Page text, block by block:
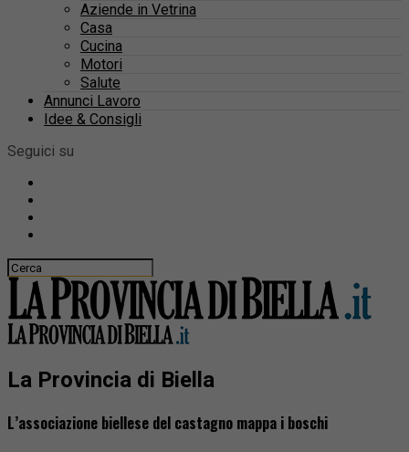
Aziende in Vetrina
Casa
Cucina
Motori
Salute
Annunci Lavoro
Idee & Consigli
Seguici su
La Provincia di Biella
L’associazione biellese del castagno mappa i boschi